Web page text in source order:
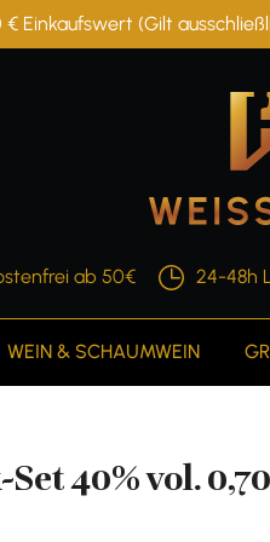
Einkaufswert (Gilt
ab 50€ 24-48h
WEIN & SCHAUMWEIN
40% vol.